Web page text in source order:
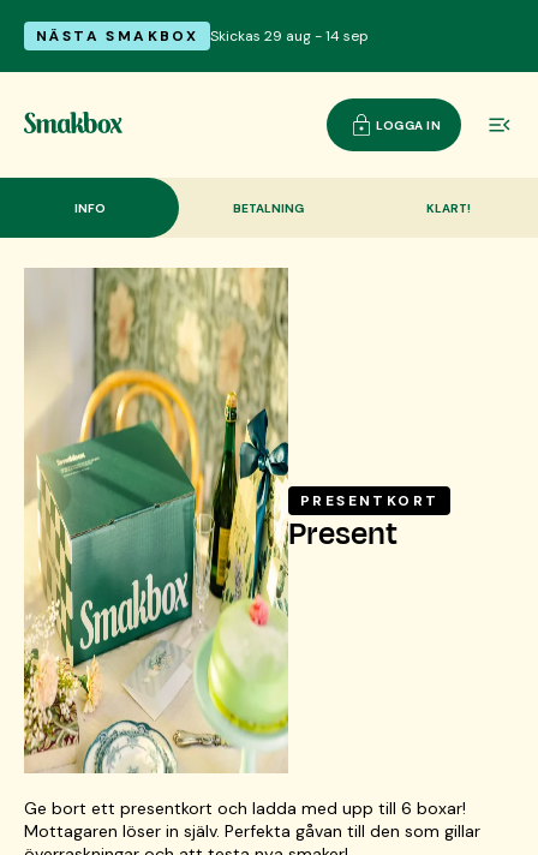
NÄSTA SMAKBOX Skickas 29 aug - 14 sep
LOGGA IN
INFO BETALNING KLART!
PRESENTKORT
Present
Ge bort ett presentkort och ladda med upp till 6 boxar!
Mottagaren löser in själv. Perfekta gåvan till den som gillar